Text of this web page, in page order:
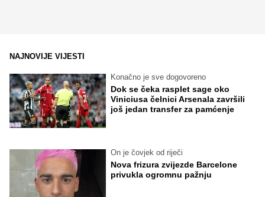
NAJNOVIJE VIJESTI
Konačno je sve dogovoreno
Dok se čeka rasplet sage oko
Viniciusa čelnici Arsenala završili
još jedan transfer za pamćenje
On je čovjek od riječi
Nova frizura zvijezde Barcelone
privukla ogromnu pažnju